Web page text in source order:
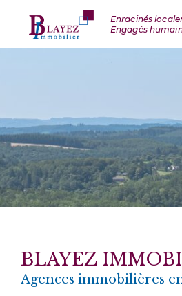
BLAYEZ
Agences immobilières